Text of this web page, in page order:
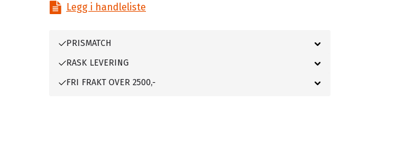
Legg i handleliste
PRISMATCH
RASK LEVERING
FRI FRAKT OVER 2500,-